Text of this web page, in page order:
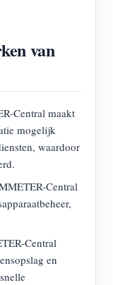
van
Central maakt
mogelijk
waardoor
Central
Central
en